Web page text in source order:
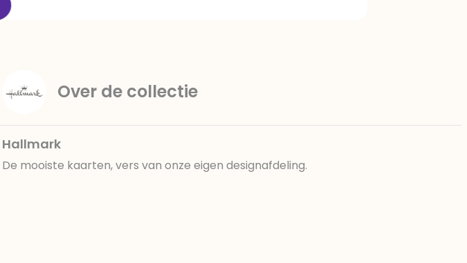
Over de collectie
Hallmark
De mooiste kaarten, vers van onze eigen designafdeling.